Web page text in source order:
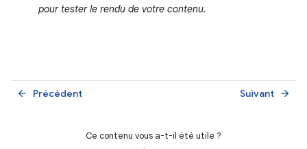
pour tester le rendu de votre contenu.
Précédent
arrow_back Suivant arrow_forward
Ce contenu vous a-t-il été utile ?